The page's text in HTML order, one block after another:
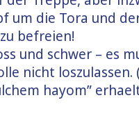
um die Tora und
befreien!
und schwer – es
nicht loszulassen.
hayom”